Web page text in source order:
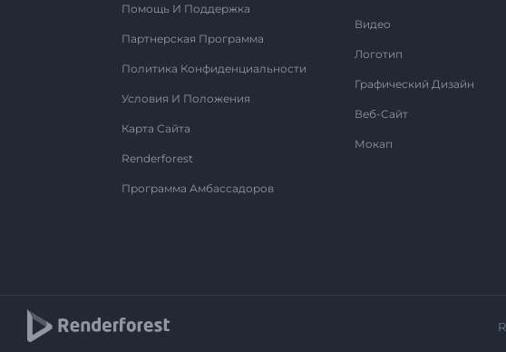
Помощь И Поддержка
Партнерская Программа
Политика Конфиденциальности
Условия И Положения
Карта Сайта
Renderforest
Программа Амбассадоров
Видео
Логотип
Графический Дизайн
Веб-Сайт
Мокап